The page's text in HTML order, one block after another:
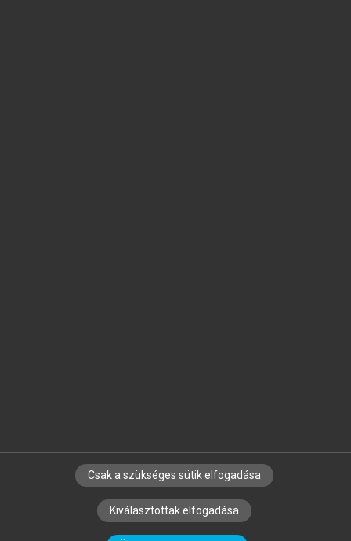
SZERZŐKNEK CÉGEKNEK KÖNYVTÁROSOKNAK
SZERKESZTÉSI ÉS LEKTORÁLÁSI ALAPELVEK
Csak a szükséges sütik elfogadása
Kiválasztottak elfogadása